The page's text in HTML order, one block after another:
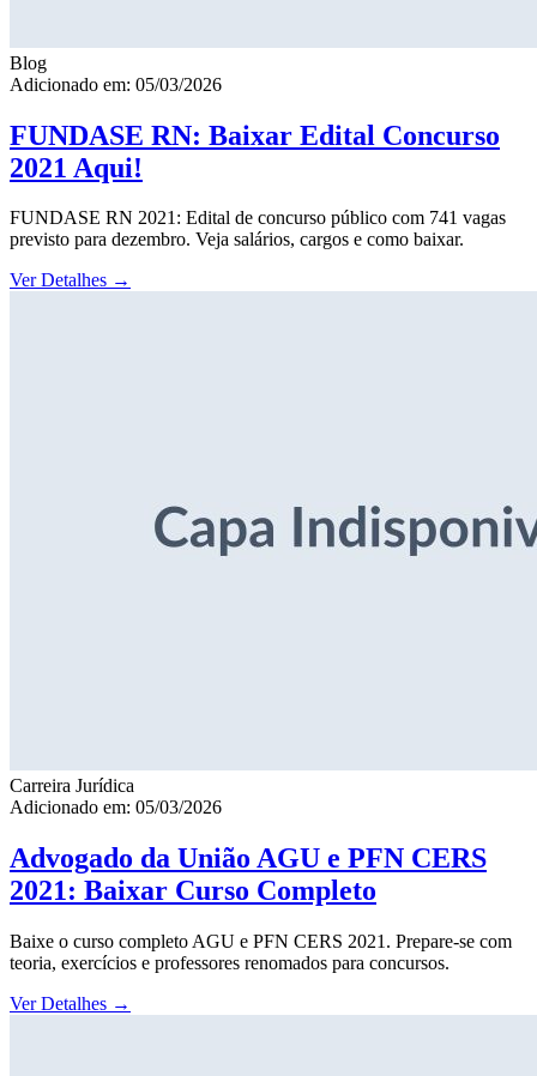
Blog
Adicionado em: 05/03/2026
FUNDASE RN: Baixar Edital Concurso
2021 Aqui!
FUNDASE RN 2021: Edital de concurso público com 741 vagas
previsto para dezembro. Veja salários, cargos e como baixar.
Ver Detalhes →
Carreira Jurídica
Adicionado em: 05/03/2026
Advogado da União AGU e PFN CERS
2021: Baixar Curso Completo
Baixe o curso completo AGU e PFN CERS 2021. Prepare-se com
teoria, exercícios e professores renomados para concursos.
Ver Detalhes →